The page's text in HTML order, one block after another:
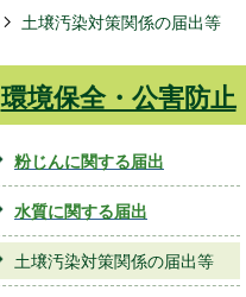
土壌汚染対策関係の届出等
環境保全・公害防止
粉じんに関する届出
水質に関する届出
土壌汚染対策関係の届出等